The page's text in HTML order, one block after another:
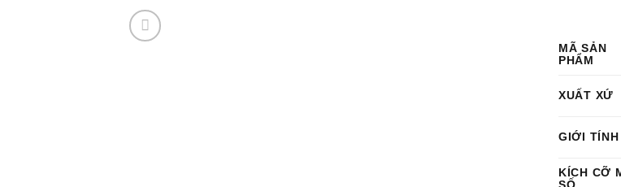
MÃ SẢN
PHẨM
XUẤT XỨ
GIỚI TÍNH
KÍCH CỠ